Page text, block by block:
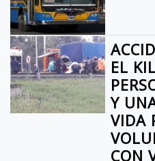
EL
Y
VIDA
CON